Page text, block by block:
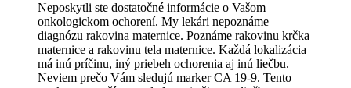
Neposkytli ste dostatočné informácie o Vašom
onkologickom ochorení. My lekári nepoznáme
diagnózu rakovina maternice. Poznáme rakovinu krčka
maternice a rakovinu tela maternice. Každá lokalizácia
má inú príčinu, iný priebeh ochorenia aj inú liečbu.
Neviem prečo Vám sledujú marker CA 19-9. Tento